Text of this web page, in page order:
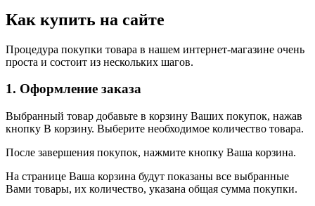
Как купить на сайте
Процедура покупки товара в нашем интернет-магазине очень
проста и состоит из нескольких шагов.
1. Оформление заказа
Выбранный товар добавьте в корзину Ваших покупок, нажав
кнопку В корзину. Выберите необходимое количество товара.
После завершения покупок, нажмите кнопку Ваша корзина.
На странице Ваша корзина будут показаны все выбранные
Вами товары, их количество, указана общая сумма покупки.